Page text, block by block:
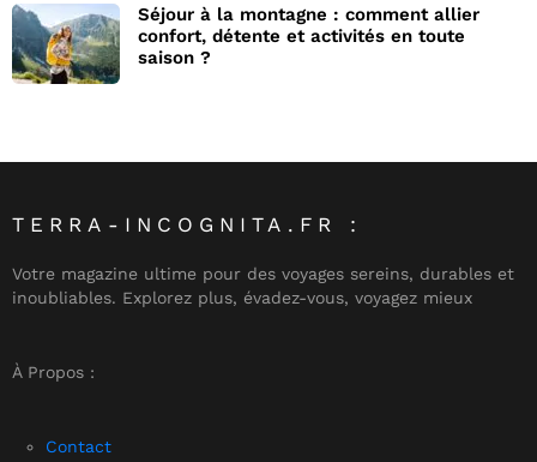
Séjour à la montagne : comment allier
confort, détente et activités en toute
saison ?
TERRA-INCOGNITA.FR :
Votre magazine ultime pour des voyages sereins, durables et
inoubliables. Explorez plus, évadez-vous, voyagez mieux
À Propos :
Contact